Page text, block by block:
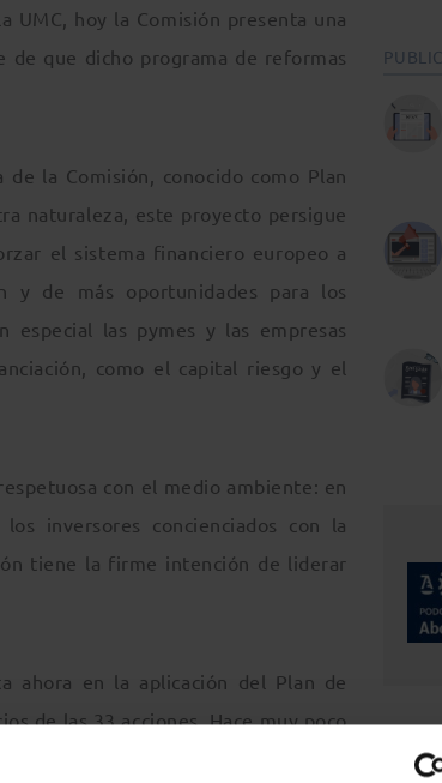
UMC, hoy la Comisión presenta una
de que dicho programa de reformas
la Comisión, conocido como Plan
naturaleza, este proyecto persigue
el sistema financiero europeo a
y de más oportunidades para los
especial las pymes y las empresas
como el capital riesgo y el
con el medio ambiente: en
inversores concienciados con la
tiene la firme intención de liderar
ahora en la aplicación del Plan de
de las 33 acciones. Hace muy poco
El paquete de titulización